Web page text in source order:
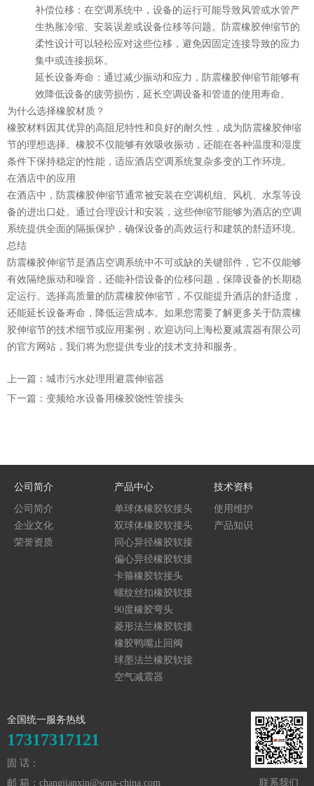
补偿位移：在空调系统中，设备的运行可能导致风管或水管产
生热胀冷缩、安装误差或设备位移等问题。防震橡胶伸缩节的
柔性设计可以轻松应对这些位移，避免因固定连接导致的应力
集中或连接损坏。
延长设备寿命：通过减少振动和应力，防震橡胶伸缩节能够有
效降低设备的疲劳损伤，延长空调设备和管道的使用寿命。
为什么选择橡胶材质？
橡胶材料因其优异的高阻尼特性和良好的耐久性，成为防震橡胶伸缩
节的理想选择。橡胶不仅能够有效吸收振动，还能在各种温度和湿度
条件下保持稳定的性能，适应酒店空调系统复杂多变的工作环境。
在酒店中的应用
在酒店中，防震橡胶伸缩节通常被安装在空调机组、风机、水泵等设
备的进出口处。通过合理设计和安装，这些伸缩节能够为酒店的空调
系统提供全面的隔振保护，确保设备的高效运行和建筑的舒适环境。
总结
防震橡胶伸缩节是酒店空调系统中不可或缺的关键部件，它不仅能够
有效隔绝振动和噪音，还能补偿设备的位移问题，保障设备的长期稳
定运行。选择高质量的防震橡胶伸缩节，不仅能提升酒店的舒适度，
还能延长设备寿命，降低运营成本。如果您需要了解更多关于防震橡
胶伸缩节的技术细节或应用案例，欢迎访问上海松夏减震器有限公司
的官方网站，我们将为您提供专业的技术支持和服务。
上一篇：城市污水处理用避震伸缩器
下一篇：变频给水设备用橡胶饶性管接头
公司简介
公司简介
企业文化
荣誉资质
产品中心
单球体橡胶软接头
双球体橡胶软接头
同心异径橡胶软接
头
偏心异径橡胶软接
头
卡箍橡胶软接头
螺纹丝扣橡胶软接
头
90度橡胶弯头
菱形法兰橡胶软接
头
橡胶鸭嘴止回阀
球墨法兰橡胶软接
头
空气减震器
技术资料
使用维护
产品知识
全国统一服务热线
17317317121
固 话：
邮 箱：changjianxin@sona-china.com
联系我们